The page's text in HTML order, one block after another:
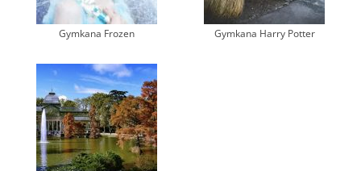
Gymkana Frozen Gymkana Harry Potter